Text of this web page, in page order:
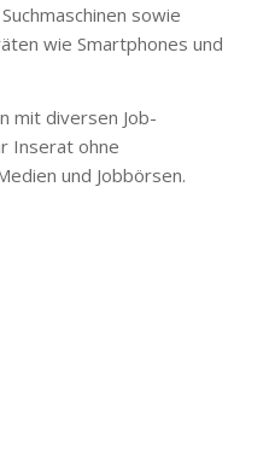
sowie
wie Smartphones und
mit diversen Job-
Inserat ohne
und Jobbörsen.